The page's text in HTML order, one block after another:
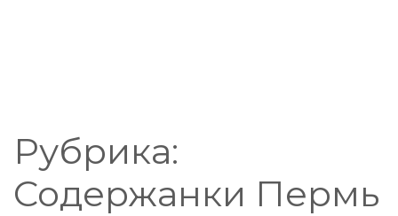
Рубрика:
Содержанки Пермь